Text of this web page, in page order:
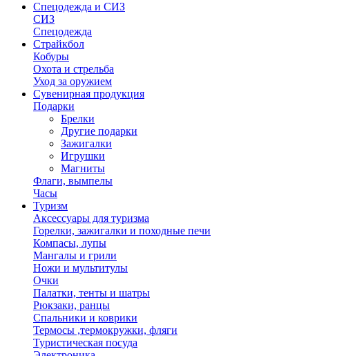
Спецодежда и СИЗ
СИЗ
Спецодежда
Страйкбол
Кобуры
Охота и стрельба
Уход за оружием
Сувенирная продукция
Подарки
Брелки
Другие подарки
Зажигалки
Игрушки
Магниты
Флаги, вымпелы
Часы
Туризм
Аксессуары для туризма
Горелки, зажигалки и походные печи
Компасы, лупы
Мангалы и грили
Ножи и мультитулы
Очки
Палатки, тенты и шатры
Рюкзаки, ранцы
Спальники и коврики
Термосы ,термокружки, фляги
Туристическая посуда